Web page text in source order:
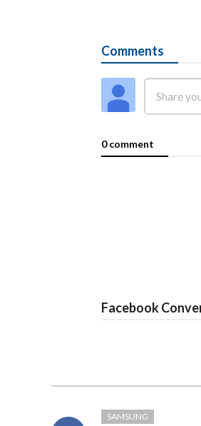
Comments
0 comment
Facebook
SAMSUNG